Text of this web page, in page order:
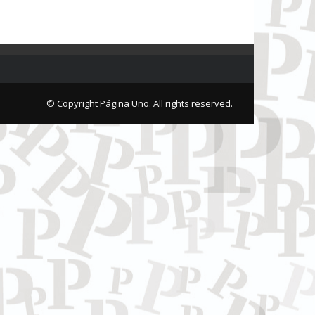
© Copyright Página Uno. All rights reserved.